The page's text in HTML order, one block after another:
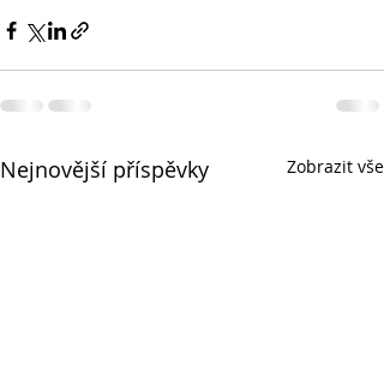
Nejnovější příspěvky Zobrazit vše